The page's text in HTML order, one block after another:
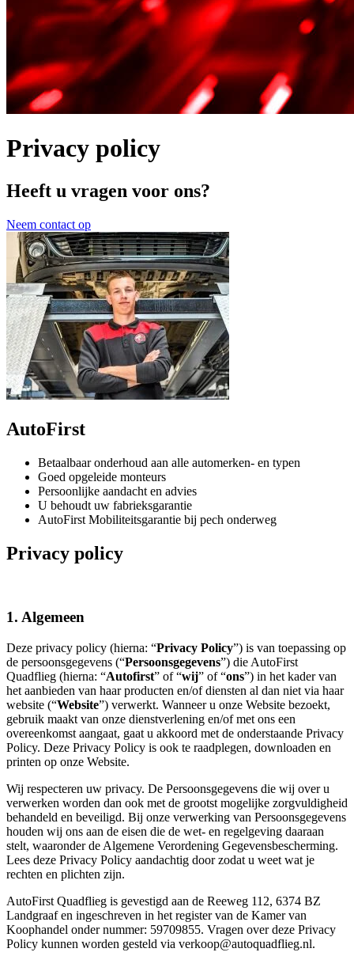
Privacy policy
Heeft u vragen voor ons?
Neem contact op
AutoFirst
Betaalbaar onderhoud aan alle automerken- en typen
Goed opgeleide monteurs
Persoonlijke aandacht en advies
U behoudt uw fabrieksgarantie
AutoFirst Mobiliteitsgarantie bij pech onderweg
Privacy policy
1. Algemeen
Deze privacy policy (hierna: “Privacy Policy”) is van toepassing op
de persoonsgegevens (“Persoonsgegevens”) die AutoFirst
Quadflieg (hierna: “Autofirst” of “wij” of “ons”) in het kader van
het aanbieden van haar producten en/of diensten al dan niet via haar
website (“Website”) verwerkt. Wanneer u onze Website bezoekt,
gebruik maakt van onze dienstverlening en/of met ons een
overeenkomst aangaat, gaat u akkoord met de onderstaande Privacy
Policy. Deze Privacy Policy is ook te raadplegen, downloaden en
printen op onze Website.
Wij respecteren uw privacy. De Persoonsgegevens die wij over u
verwerken worden dan ook met de grootst mogelijke zorgvuldigheid
behandeld en beveiligd. Bij onze verwerking van Persoonsgegevens
houden wij ons aan de eisen die de wet- en regelgeving daaraan
stelt, waaronder de Algemene Verordening Gegevensbescherming.
Lees deze Privacy Policy aandachtig door zodat u weet wat je
rechten en plichten zijn.
AutoFirst Quadflieg is gevestigd aan de Reeweg 112, 6374 BZ
Landgraaf en ingeschreven in het register van de Kamer van
Koophandel onder nummer: 59709855. Vragen over deze Privacy
Policy kunnen worden gesteld via verkoop@autoquadflieg.nl.